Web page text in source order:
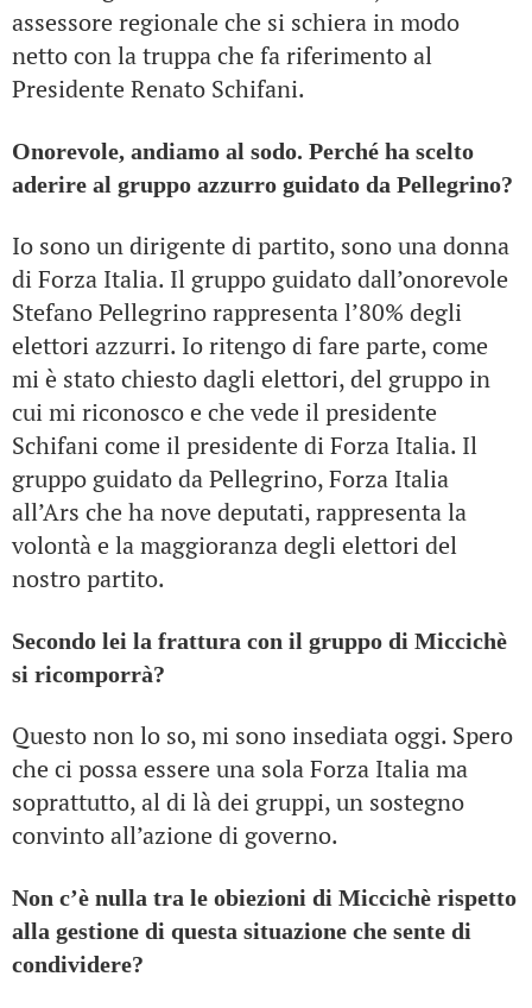
assessore regionale che si schiera in modo
netto con la truppa che fa riferimento al
Presidente Renato Schifani.
Onorevole, andiamo al sodo. Perché ha scelto
aderire al gruppo azzurro guidato da Pellegrino?
Io sono un dirigente di partito, sono una donna
di Forza Italia. Il gruppo guidato dall’onorevole
Stefano Pellegrino rappresenta l’80% degli
elettori azzurri. Io ritengo di fare parte, come
mi è stato chiesto dagli elettori, del gruppo in
cui mi riconosco e che vede il presidente
Schifani come il presidente di Forza Italia. Il
gruppo guidato da Pellegrino, Forza Italia
all’Ars che ha nove deputati, rappresenta la
volontà e la maggioranza degli elettori del
nostro partito.
Secondo lei la frattura con il gruppo di Miccichè
si ricomporrà?
Questo non lo so, mi sono insediata oggi. Spero
che ci possa essere una sola Forza Italia ma
soprattutto, al di là dei gruppi, un sostegno
convinto all’azione di governo.
Non c’è nulla tra le obiezioni di Miccichè rispetto
alla gestione di questa situazione che sente di
condividere?